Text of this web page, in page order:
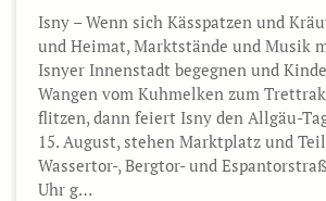
Isny – Wenn sich Kässpatzen und
und Heimat, Marktstände und Musik
Isnyer Innenstadt begegnen und
Wangen vom Kuhmelken zum
flitzen, dann feiert Isny den Allgäu-
15. August, stehen Marktplatz und
Wassertor-, Bergtor- und
Uhr g…